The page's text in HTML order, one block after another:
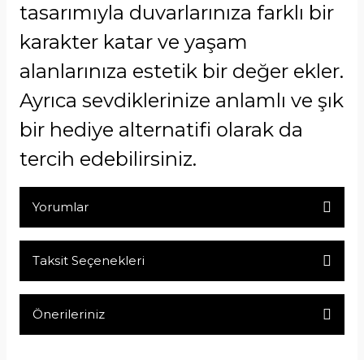
tasarımıyla duvarlarınıza farklı bir
karakter katar ve yaşam
alanlarınıza estetik bir değer ekler.
Ayrıca sevdiklerinize anlamlı ve şık
bir hediye alternatifi olarak da
tercih edebilirsiniz.
Yorumlar
Taksit Seçenekleri
Önerileriniz